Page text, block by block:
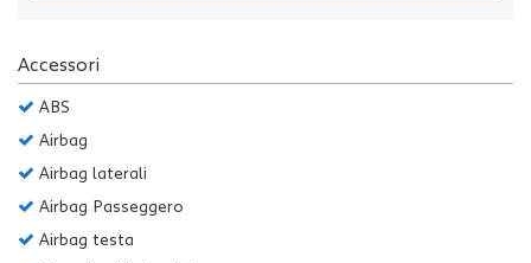
Accessori
ABS
Airbag
Airbag laterali
Airbag Passeggero
Airbag testa
le
impostazioni